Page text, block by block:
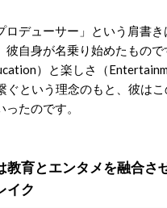
ロデューサー」という肩書
彼自身が名乗り始めたもので
）と楽しさ（
ぐという理念のもと、彼は
たのです。
教育とエンタメを融合さ
イク